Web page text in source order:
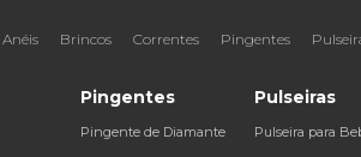
Anéis Brincos Correntes Pingentes
Pingentes
Pingente de Diamante
Pulseiras
Pulseira para